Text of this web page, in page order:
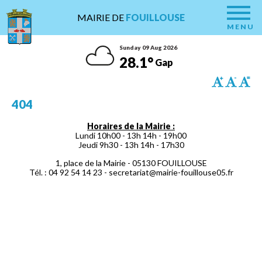
MAIRIE DE FOUILLOUSE
MENU
Sunday 09 Aug 2026
28.1°Gap
404
Horaires de la Mairie :
Lundi 10h00 - 13h 14h - 19h00
Jeudi 9h30 - 13h 14h - 17h30
1, place de la Mairie - 05130 FOUILLOUSE
Tél. : 04 92 54 14 23 - secretariat@mairie-fouillouse05.fr